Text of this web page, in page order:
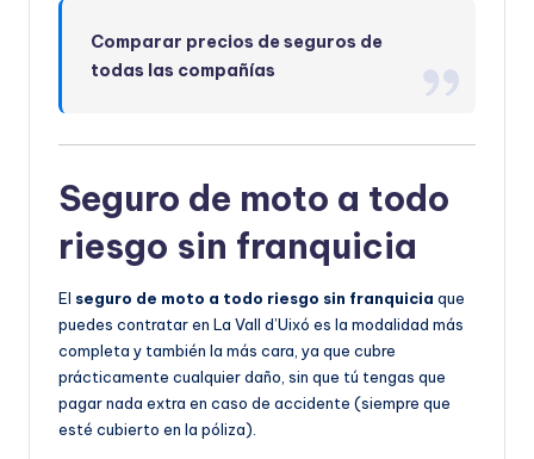
Comparar precios de seguros de
todas las compañías
Seguro de moto a todo
riesgo sin franquicia
El seguro de moto a todo riesgo sin franquicia que
puedes contratar en La Vall d’Uixó es la modalidad más
completa y también la más cara, ya que cubre
prácticamente cualquier daño, sin que tú tengas que
pagar nada extra en caso de accidente (siempre que
esté cubierto en la póliza).